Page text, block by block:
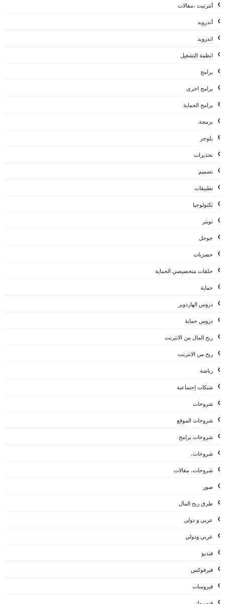
أنترنيت ،مقالات
أندرويد
اندرويد
انظمة التشغيل
برامج
برامج اخرى
برامج الحماية
برمجة
بلوجر
تحذيرات
تصميم
تطبيقات
تكنولوجيا
تويتر
جوجل
حصريات
حلقات متخصيصي الحماية
حماية
دروس الهاردوير
دروس حماية
ربح المال من الانترنت
ربح من الانترنت
رياضة
شبكات إجتماعية
شروحات
شروحات الموقع
شروحات برامج
شروحات،
شروحات، مقالات
صور
طرق ربح المال
عربي و دولي
عربي ودولي
فيديو
فيرفوكس
فيروسات